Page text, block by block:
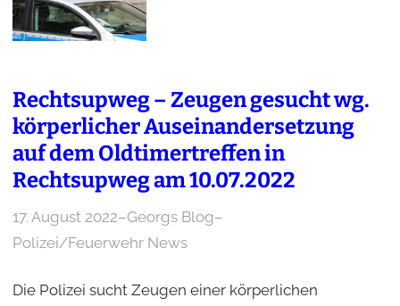
Rechtsupweg – Zeugen gesucht wg.
körperlicher Auseinandersetzung
auf dem Oldtimertreffen in
Rechtsupweg am 10.07.2022
17. August 2022–Georgs Blog–
Polizei/Feuerwehr News
Die Polizei sucht Zeugen einer körperlichen